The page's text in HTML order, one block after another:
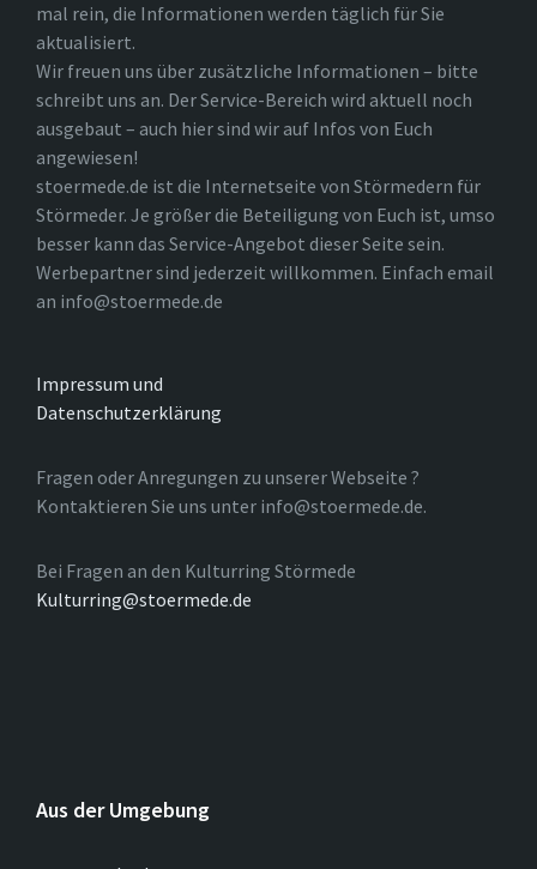
mal rein, die Informationen werden täglich für Sie
aktualisiert.
Wir freuen uns über zusätzliche Informationen – bitte
schreibt uns an. Der Service-Bereich wird aktuell noch
ausgebaut – auch hier sind wir auf Infos von Euch
angewiesen!
stoermede.de ist die Internetseite von Störmedern für
Störmeder. Je größer die Beteiligung von Euch ist, umso
besser kann das Service-Angebot dieser Seite sein.
Werbepartner sind jederzeit willkommen. Einfach email
an info@stoermede.de
Impressum und
Datenschutzerklärung
Fragen oder Anregungen zu unserer Webseite ?
Kontaktieren Sie uns unter info@stoermede.de.
Bei Fragen an den Kulturring Störmede
Kulturring@stoermede.de
Aus der Umgebung